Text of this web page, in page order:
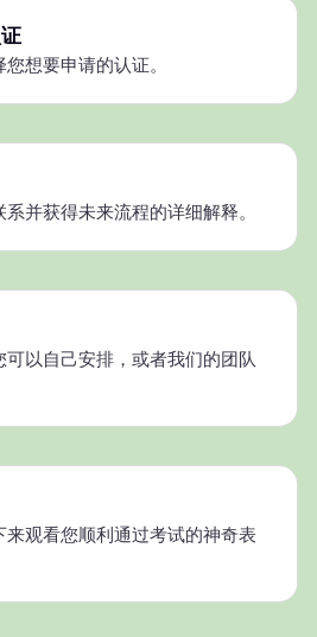
想要申请的认证。
并获得未来流程的详细解释。
以自己安排，或者我们的团队
观看您顺利通过考试的神奇表